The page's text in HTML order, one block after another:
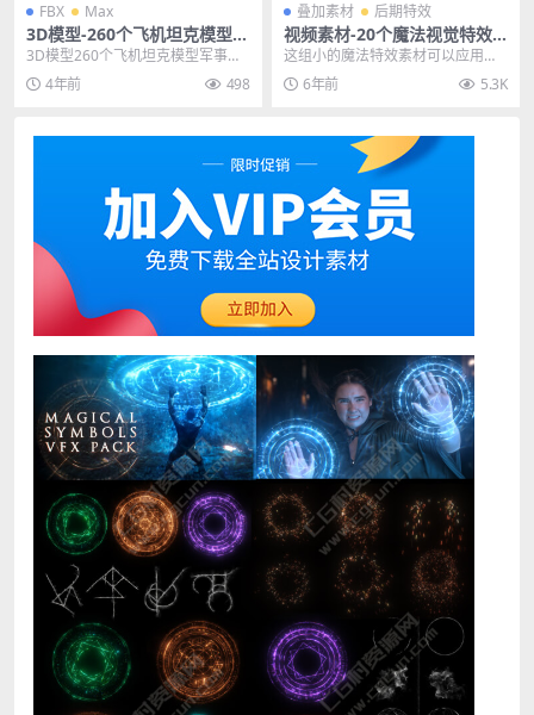
FBX Max
3D模型-260个飞机坦克模型军
事装备武器军舰3D模型FBX M
AX
3D模型260个飞机坦克模型军事装
备武器军舰3D模型FBX MAX 其他
推荐: ...
4年前 498
叠加素材 后期特效
视频素材-20个魔法视觉特效
粒子法术命中光效元素合成素
材
这组小的魔法特效素材可以应用在
短视频领域，影视魔法类型的影片
也可以尝试使用 其他...
6年前 5.3K